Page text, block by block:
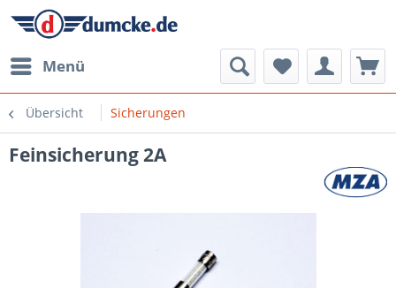
Menü
Übersicht Sicherungen
Feinsicherung 2A